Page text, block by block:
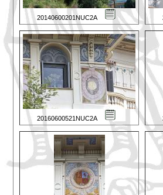
20140600201NUC2A
20160600521NUC2A